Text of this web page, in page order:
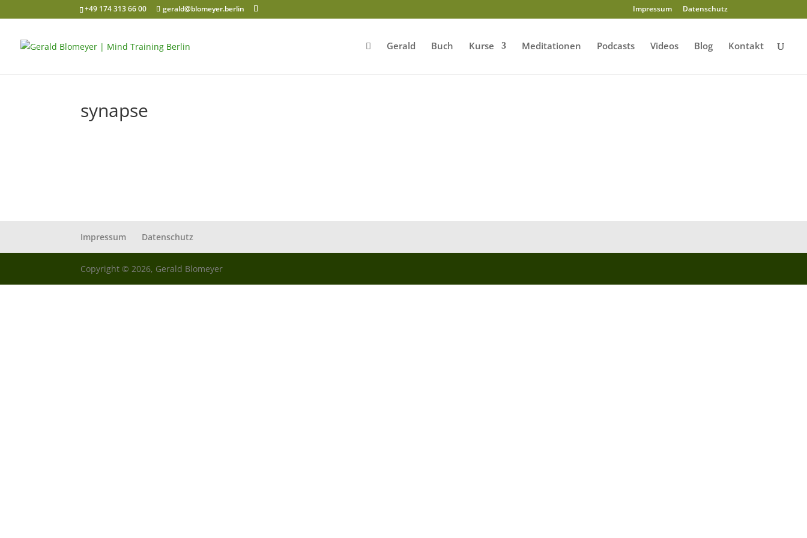
+49 174 313 66 00 gerald@blomeyer.berlin Impressum Datenschutz
Gerald Buch Kurse Meditationen Podcasts Videos Blog Kontakt
synapse
Impressum Datenschutz
Copyright © 2026, Gerald Blomeyer